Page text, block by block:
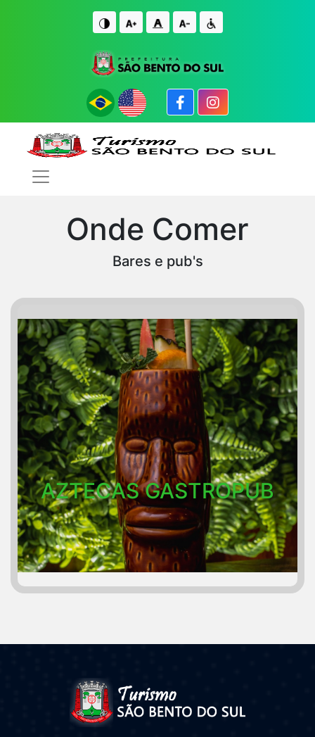
Onde Comer
Bares e pub's
AZTECAS GASTROPUB